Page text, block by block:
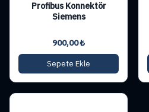
Profibus Konnektör
Siemens
900,00₺
Sepete Ekle